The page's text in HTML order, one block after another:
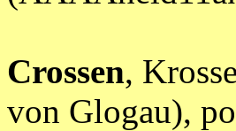
Crossen,
von Glogau),